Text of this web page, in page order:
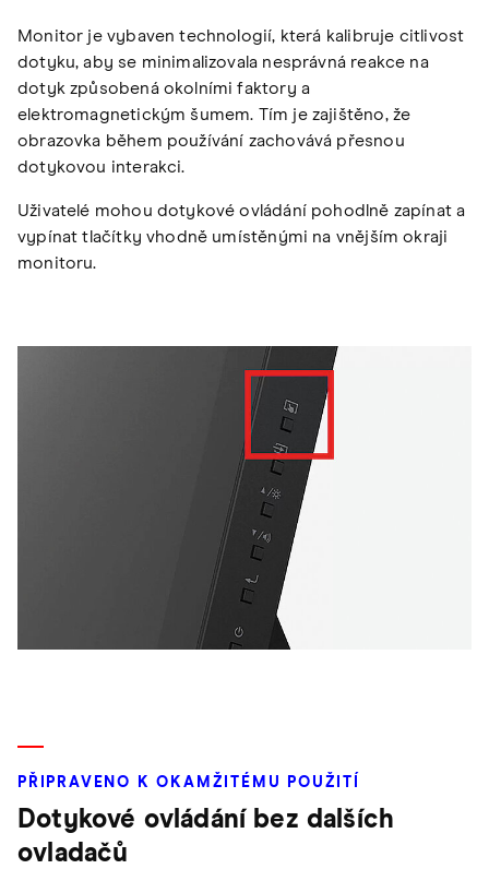
Monitor je vybaven technologií, která kalibruje citlivost
dotyku, aby se minimalizovala nesprávná reakce na
dotyk způsobená okolními faktory a
elektromagnetickým šumem. Tím je zajištěno, že
obrazovka během používání zachovává přesnou
dotykovou interakci.
Uživatelé mohou dotykové ovládání pohodlně zapínat a
vypínat tlačítky vhodně umístěnými na vnějším okraji
monitoru.
PŘIPRAVENO K OKAMŽITÉMU POUŽITÍ
Dotykové ovládání bez dalších
ovladačů